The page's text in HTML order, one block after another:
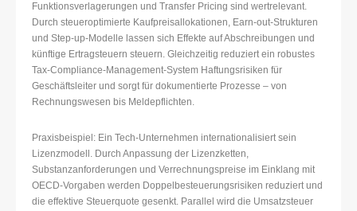
Funktionsverlagerungen und Transfer Pricing sind wertrelevant.
Durch steueroptimierte Kaufpreisallokationen, Earn-out-Strukturen
und Step-up-Modelle lassen sich Effekte auf Abschreibungen und
künftige Ertragsteuern steuern. Gleichzeitig reduziert ein robustes
Tax-Compliance-Management-System Haftungsrisiken für
Geschäftsleiter und sorgt für dokumentierte Prozesse – von
Rechnungswesen bis Meldepflichten.
Praxisbeispiel: Ein Tech-Unternehmen internationalisiert sein
Lizenzmodell. Durch Anpassung der Lizenzketten,
Substanzanforderungen und Verrechnungspreise im Einklang mit
OECD-Vorgaben werden Doppelbesteuerungsrisiken reduziert und
die effektive Steuerquote gesenkt. Parallel wird die Umsatzsteuer